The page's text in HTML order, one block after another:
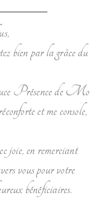
bien par la grâce du
Présence de Mo
et me console,
joie, en remerciant
vous pour votre
bénéficiaires.